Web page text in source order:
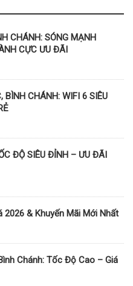
CHÁNH: SÓNG MẠNH
CỰC ƯU ĐÃI
CHÁNH: WIFI 6 SIÊU
ĐỘ SIÊU ĐỈNH – ƯU ĐÃI
2026 & Khuyến Mãi Mới Nhất
Chánh: Tốc Độ Cao – Giá